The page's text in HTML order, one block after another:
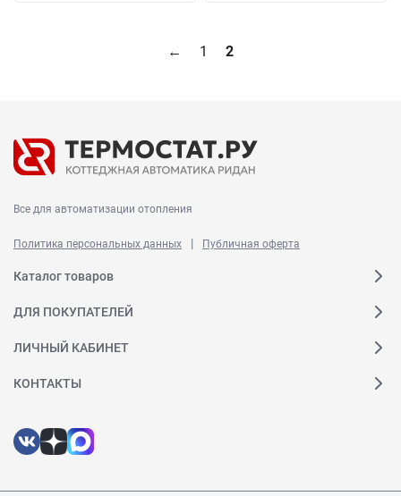
← 1 2
Все для автоматизации отопления
Политика персональных данных | Публичная оферта
Каталог товаров
ДЛЯ ПОКУПАТЕЛЕЙ
ЛИЧНЫЙ КАБИНЕТ
КОНТАКТЫ